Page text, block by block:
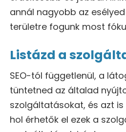
annál nagyobb az esélyed
területre fogunk most
Listázd a
SEO-tól függetlenül, a
tüntetned az általad
szolgáltatásokat, és azt
hol érhetők el ezek a